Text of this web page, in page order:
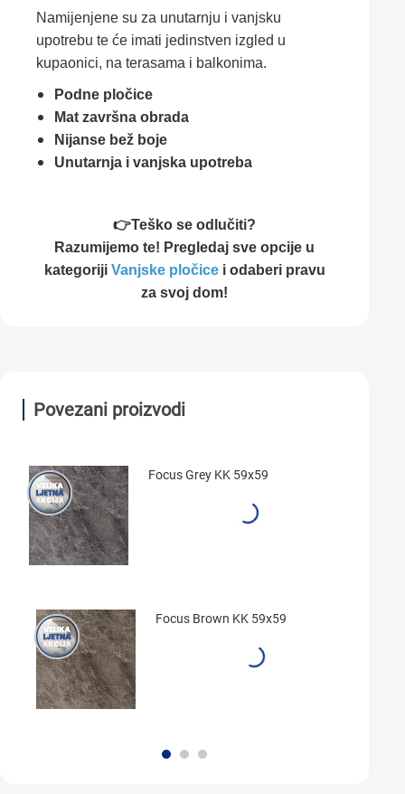
Namijenjene su za unutarnju i vanjsku
upotrebu te će imati jedinstven izgled u
kupaonici, na terasama i balkonima.
Podne pločice
Mat završna obrada
Nijanse bež boje
Unutarnja i vanjska upotreba
👉Teško se odlučiti?
Razumijemo te! Pregledaj sve opcije u
kategoriji Vanjske pločicei odaberi pravu
za svoj dom!
Povezani proizvodi
Focus Grey KK 59x59
Focus Brown KK 59x59